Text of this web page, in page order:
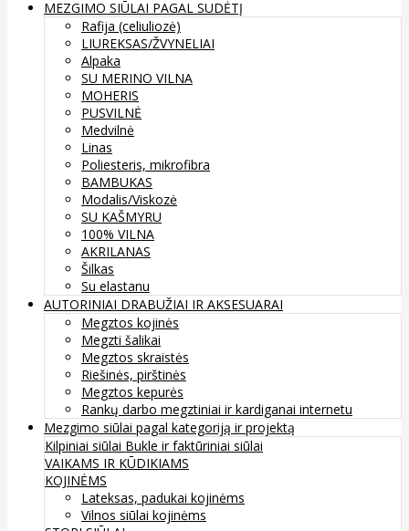
MEZGIMO SIŪLAI PAGAL SUDĖTĮ
Rafija (celiuliozė)
LIUREKSAS/ŽVYNELIAI
Alpaka
SU MERINO VILNA
MOHERIS
PUSVILNĖ
Medvilnė
Linas
Poliesteris, mikrofibra
BAMBUKAS
Modalis/Viskozė
SU KAŠMYRU
100% VILNA
AKRILANAS
Šilkas
Su elastanu
AUTORINIAI DRABUŽIAI IR AKSESUARAI
Megztos kojinės
Megzti šalikai
Megztos skraistės
Riešinės, pirštinės
Megztos kepurės
Rankų darbo megztiniai ir kardiganai internetu
Mezgimo siūlai pagal kategoriją ir projektą
Kilpiniai siūlai Bukle ir faktūriniai siūlai
VAIKAMS IR KŪDIKIAMS
KOJINĖMS
Lateksas, padukai kojinėms
Vilnos siūlai kojinėms